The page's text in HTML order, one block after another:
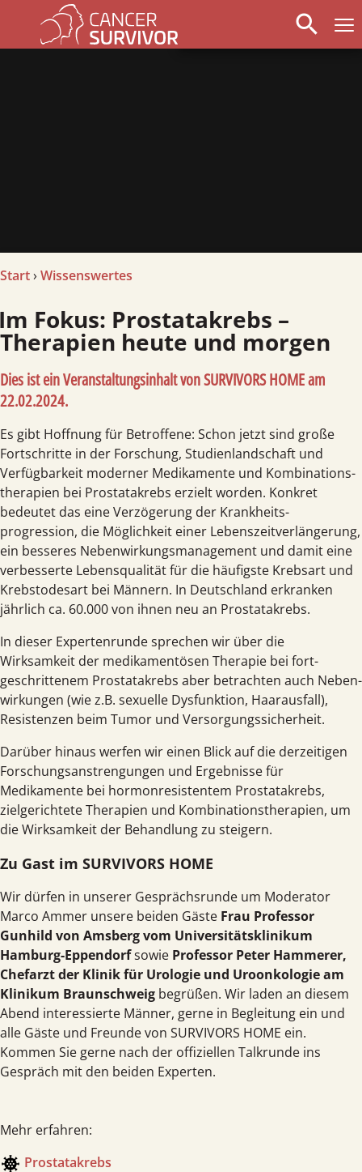
search
arrow_left
Start› Wissenswertes
–
Therapien heute und morgen
Dies ist ein Veranstaltungsinhalt vonSURVIVORS HOME am
22.02.2024.
Es gibt Hoffnung für Betroffene: Schon jetzt sind große
Fort­schritte in der Forschung, Studien­land­schaft und
Verfüg­barkeit moderner Medikamente und Kombinations­
therapien bei Prostata­krebs erzielt worden. Konkret
bedeutet das eine Verzögerung der Krank­heits­
progression, die Möglichkeit einer Lebens­zeit­verlängerung,
ein besseres Neben­wirkungs­management und damit eine
verbesserte Lebens­qualität für die häufigste Krebsart und
Krebs­todesart bei Männern. In Deutschland erkranken
jährlich ca. 60.000 von ihnen neu an Prostatakrebs.
In dieser Experten­runde sprechen wir über die
Wirksamkeit der medikamentösen Therapie bei fort­
geschrittenem Prostata­krebs aber betrachten auch Neben­
wirkungen (wie z.B. sexuelle Dysfunktion, Haar­ausfall),
Resistenzen beim Tumor und Versorgungs­sicherheit.
Darüber hinaus werfen wir einen Blick auf die derzeitigen
Forschungs­anstrengungen und Ergebnisse für
Medikamente bei hormon­resistentem Prostata­krebs,
zielgerichtete Therapien und Kombinations­therapien, um
die Wirksamkeit der Behandlung zu steigern.
Zu Gast im SURVIVORS HOME
Wir dürfen in unserer Gesprächs­runde um Moderator
Marco Ammer unsere beiden Gäste Frau Professor
Gunhild von Amsberg vom Universitäts­klinikum
Hamburg-Eppendorfsowie Professor Peter Hammerer,
Chefarzt der Klinik für Urologie und Uroonkologie am
Klinikum Braunschweig begrüßen. Wir laden an diesem
Abend interessierte Männer, gerne in Begleitung ein und
alle Gäste und Freunde von SURVIVORS HOME ein.
Kommen Sie gerne nach der offiziellen Talkrunde ins
Gespräch mit den beiden Experten.
Mehr erfahren:
coronavirus Prostata­krebs